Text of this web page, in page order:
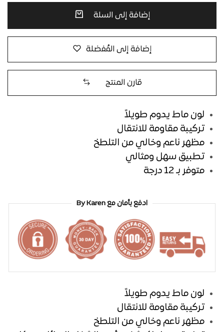
إضافة إلى السلة
إضافة إلى المُفضلة
قارن المنتج
لون ماط يدوم طويلاً
تركيبة مقاومة للانتقال
مظهر ناعم وخالي من التلطخ
تطبيق سهل ومثالي
متوفر بـ 12 درجة
ادفع بأمان مع By Karen
لون ماط يدوم طويلاً
تركيبة مقاومة للانتقال
مظهر ناعم وخالي من التلطخ